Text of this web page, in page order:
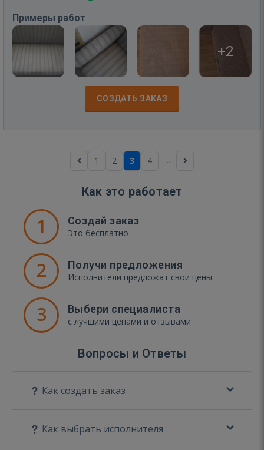
Примеры работ
+2
СОЗДАТЬ ЗАКАЗ
1 2 3 4 ...
Как это работает
1 Создай заказ
Это бесплатно
2 Получи предложения
Исполнители предложат свои цены
3 Выбери специалиста
с лучшими ценами и отзывами
Вопросы и Ответы
Как создать заказ
Как выбрать исполнителя